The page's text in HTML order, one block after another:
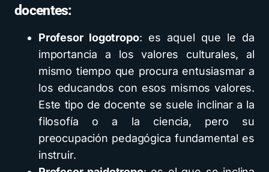
docentes:
Profesor logotropo: es aquel que le da
importancia a los valores culturales, al
mismo tiempo que procura entusiasmar a
los educandos con esos mismos valores.
Este tipo de docente se suele inclinar a la
filosofía o a la ciencia, pero su
preocupación pedagógica fundamental es
instruir.